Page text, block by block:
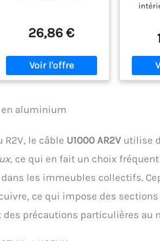
26,86 €
PVC
fiable
en aluminium
le câble U1000 AR2V utilise
, ce qui en fait un choix
les immeubles collectifs.
ce qui impose des
précautions particulières au